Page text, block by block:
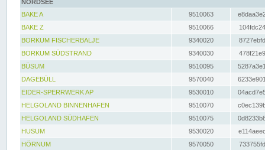
NORDSEE
BAKE A
9510063
BAKE Z
9510066
BORKUM FISCHERBALJE
9340020
BORKUM SÜDSTRAND
9340030
BÜSUM
9510095
DAGEBÜLL
9570040
EIDER-SPERRWERK AP
9530010
HELGOLAND BINNENHAFEN
9510070
HELGOLAND SÜDHAFEN
9510075
HUSUM
9530020
HÖRNUM
9570050